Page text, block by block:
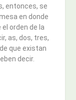
entonces, se
en donde
orden de la
as, dos, tres,
que existan
decir.